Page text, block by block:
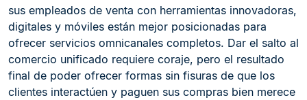
sus empleados de venta con herramientas innovadoras,
digitales y móviles están mejor posicionadas para
ofrecer servicios omnicanales completos. Dar el salto al
comercio unificado requiere coraje, pero el resultado
final de poder ofrecer formas sin fisuras de que los
clientes interactúen y paguen sus compras bien merece